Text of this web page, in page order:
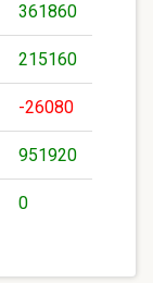
361860
215160
-26080
951920
0